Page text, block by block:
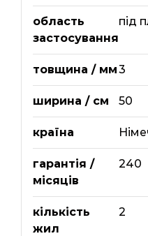
область
застосування
під
товщина / мм3
ширина / см 50
країна
гарантія /
місяців
240
кількість
жил
2